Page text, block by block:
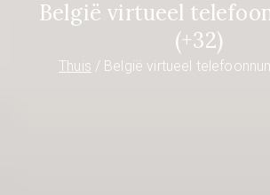
België virtueel
(+32)
Thuis België virtueel